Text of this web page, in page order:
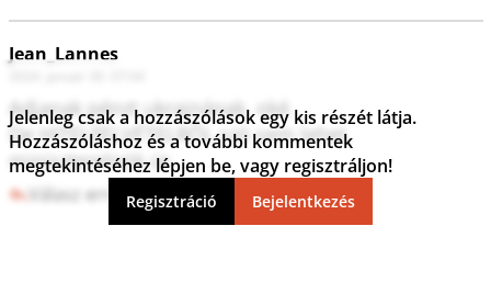
Jean_Lannes
Adjanak pénzt ukrajnának, oké.
De HITELFELVÉTELRŐL szó sem lehet,
miniszterelnök úr.
Válasz erre 5 0
Jelenleg csak a hozzászólások egy kis részét látja.
Hozzászóláshoz és a további kommentek
megtekintéséhez lépjen be, vagy regisztráljon!
Regisztráció Bejelentkezés